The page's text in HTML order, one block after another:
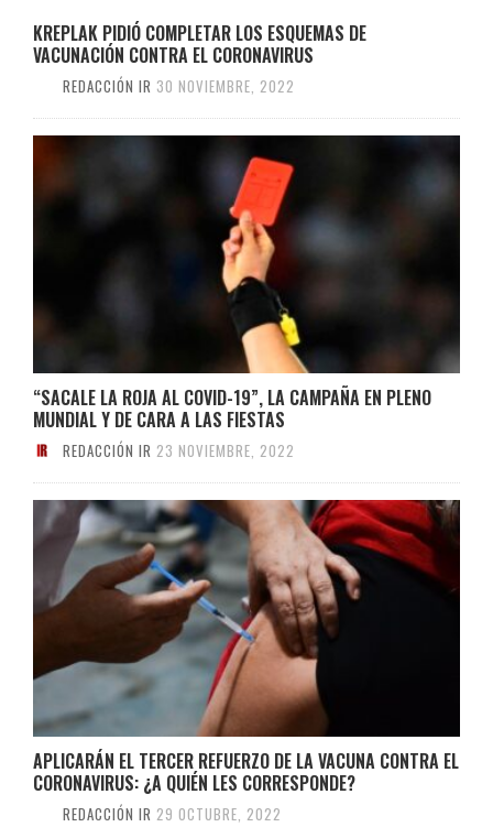
KREPLAK PIDIÓ COMPLETAR LOS ESQUEMAS DE
VACUNACIÓN CONTRA EL CORONAVIRUS
REDACCIÓN IR 30 NOVIEMBRE, 2022
“SACALE LA ROJA AL COVID-19”, LA CAMPAÑA EN PLENO
MUNDIAL Y DE CARA A LAS FIESTAS
REDACCIÓN IR 23 NOVIEMBRE, 2022
APLICARÁN EL TERCER REFUERZO DE LA VACUNA CONTRA EL
CORONAVIRUS: ¿A QUIÉN LES CORRESPONDE?
REDACCIÓN IR 29 OCTUBRE, 2022